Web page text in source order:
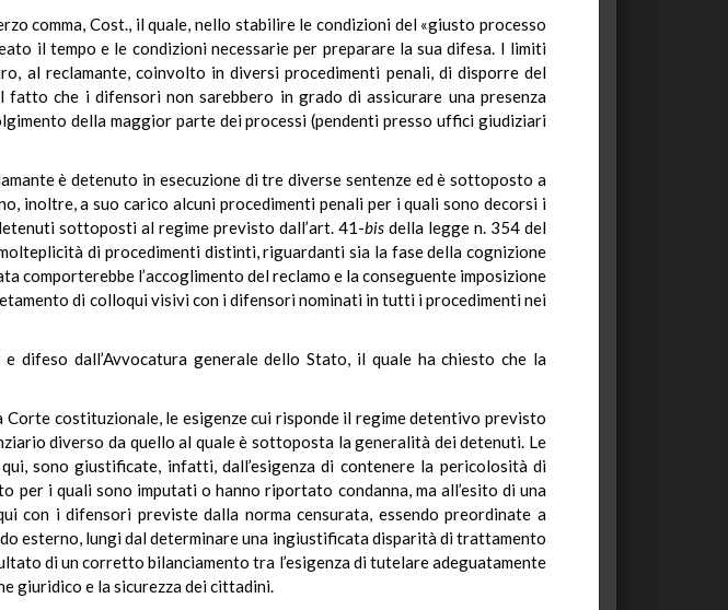
comma, Cost., il quale, nello stabilire le condizioni del «giusto processo
il tempo e le condizioni necessarie per preparare la sua difesa. I limiti
al reclamante, coinvolto in diversi procedimenti penali, di disporre del
che i difensori non sarebbero in grado di assicurare una presenza
della maggior parte dei processi (pendenti presso uffici giudiziari
è detenuto in esecuzione di tre diverse sentenze ed è sottoposto a
inoltre, a suo carico alcuni procedimenti penali per i quali sono decorsi i
sottoposti al regime previsto dall’art. 41-bisdella legge n. 354 del
di procedimenti distinti, riguardanti sia la fase della cognizione
comporterebbe l’accoglimento del reclamo e la conseguente imposizione
di colloqui visivi con i difensori nominati in tutti i procedimenti nei
difeso dall’Avvocatura generale dello Stato, il quale ha chiesto che la
costituzionale, le esigenze cui risponde il regime detentivo previsto
diverso da quello al quale è sottoposta la generalità dei detenuti. Le
sono giustificate, infatti, dall’esigenza di contenere la pericolosità di
i quali sono imputati o hanno riportato condanna, ma all’esito di una
con i difensori previste dalla norma censurata, essendo preordinate a
esterno, lungi dal determinare una ingiustificata disparità di trattamento
di un corretto bilanciamento tra l’esigenza di tutelare adeguatamente
giuridico e la sicurezza dei cittadini.